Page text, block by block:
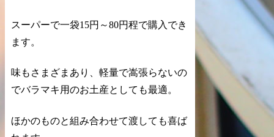
スーパーで一袋15円～80円程で購入でき
ます。
味もさまざまあり、軽量で嵩張らないの
でバラマキ用のお土産としても最適。
ほかのものと組み合わせて渡しても喜ば